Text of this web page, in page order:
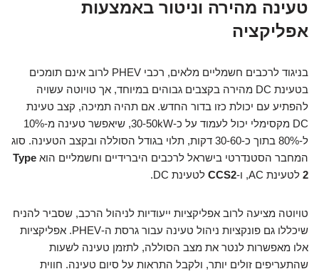
טעינה מהירה וניטור באמצעות
אפליקציה
בניגוד לרכבים חשמליים מלאים, רכבי PHEV לרוב אינם תומכים
בטעינת DC מהירה בקצבים גבוהים במיוחד, אך טויוטה עשויה
להפתיע עם יכולת כזו בדור החדש. אם תהיה תמיכה, קצב טעינת
DC מקסימלי יכול לעמוד על כ-30-50kW, שיאפשר טעינה מ-10%
ל-80% בתוך כ-30-60 דקות, תלוי בגודל הסוללה ובקצב הטעינה. סוג
המחבר הסטנדרטי בישראל לרכבים היברידיים וחשמליים הוא Type
2 לטעינת AC, ו- CCS2 לטעינת DC.
טויוטה מציעה לרוב אפליקציות ייעודיות לניהול הרכב, שסביר להניח
שיכללו גם פונקציות ניהול טעינה עבור גרסת ה-PHEV. אפליקציות
אלו מאפשרות לנטר את מצב הסוללה, לתזמן טעינה לשעות
שהתעריפים זולים יותר, ולקבל התראות על סיום טעינה. חווית